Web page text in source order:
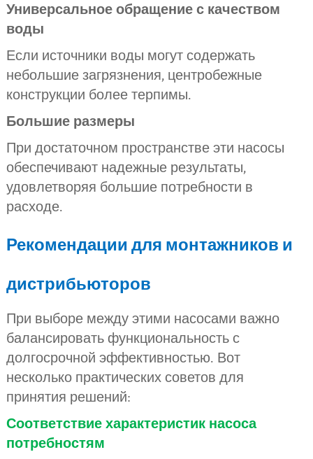
Универсальное обращение с качеством
воды
Если источники воды могут содержать
небольшие загрязнения, центробежные
конструкции более терпимы.
Большие размеры
При достаточном пространстве эти насосы
обеспечивают надежные результаты,
удовлетворяя большие потребности в
расходе.
Рекомендации для монтажников и
дистрибьюторов
При выборе между этими насосами важно
балансировать функциональность с
долгосрочной эффективностью. Вот
несколько практических советов для
принятия решений:
Соответствие характеристик насоса
потребностям